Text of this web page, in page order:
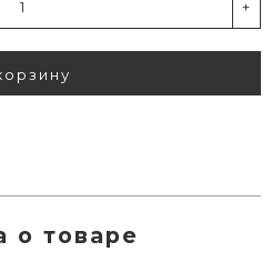
+
о товаре